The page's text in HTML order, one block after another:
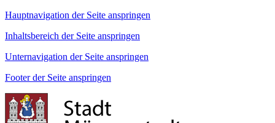
Hauptnavigation der Seite anspringen
Inhaltsbereich der Seite anspringen
Unternavigation der Seite anspringen
Footer der Seite anspringen